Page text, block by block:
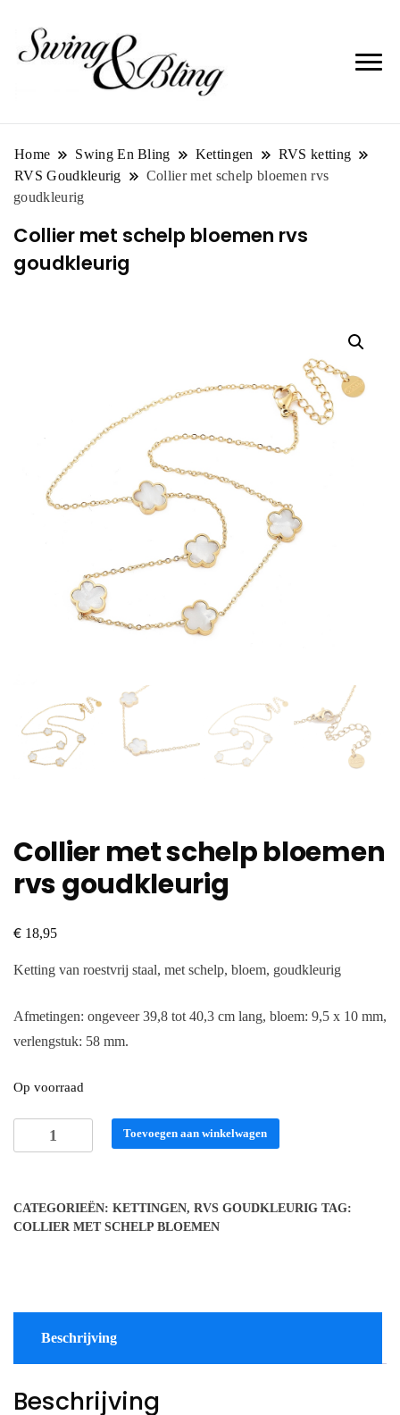
Home Swing En Bling Kettingen
RVS ketting
RVS Goudkleurig
Collier met schelp bloemen rvs
goudkleurig
Collier met schelp bloemen rvs
goudkleurig
Collier met schelp bloemen
rvs goudkleurig
€ 18,95
Ketting van roestvrij staal, met schelp, bloem, goudkleurig
Afmetingen: ongeveer 39,8 tot 40,3 cm lang, bloem: 9,5 x 10 mm,
verlengstuk: 58 mm.
Op voorraad
met
rvs
goudkleurig
Toevoegen aan winkelwagen
CATEGORIEËN: KETTINGEN, RVS GOUDKLEURIG TAG:
COLLIER MET SCHELP BLOEMEN
Beschrijving
Beschrijving